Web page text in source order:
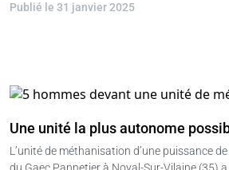
Publié le 31 janvier 2025
Une unité la plus autonome
L’unité de méthanisation d’une puissance